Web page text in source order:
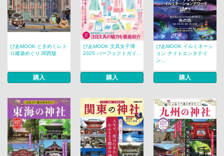
ぴあMOOK ときめくレト
ロ建築めぐり 関西版
購入
ぴあMOOK 文具女子博
2025 パーフェクトガイ...
購入
ぴあMOOK イルミネーシ
ョン ナイトエンタテイ
ン...
購入